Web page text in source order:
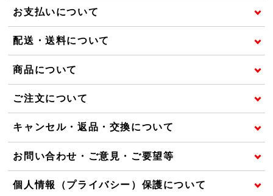
お支払いについて
配送・送料について
商品について
ご注文について
キャンセル・返品・交換について
お問い合わせ・ご意見・ご要望等
個人情報（プライバシー）保護について